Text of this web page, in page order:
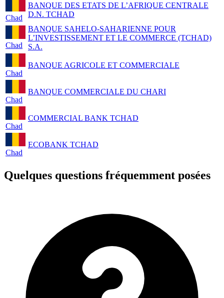
Chad
BANQUE DES ETATS DE L’AFRIQUE CENTRALE
D.N. TCHAD
Chad
BANQUE SAHELO-SAHARIENNE POUR
L’INVESTISSEMENT ET LE COMMERCE (TCHAD)
S.A.
Chad
BANQUE AGRICOLE ET COMMERCIALE
Chad
BANQUE COMMERCIALE DU CHARI
Chad
COMMERCIAL BANK TCHAD
Chad
ECOBANK TCHAD
Quelques questions fréquemment posées